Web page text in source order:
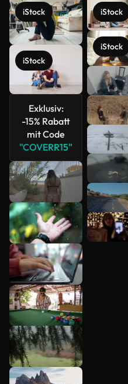
iStock
iStock
Exklusiv:
-15% Rabatt
mit Code
"COVERR15"
iStock
iStock